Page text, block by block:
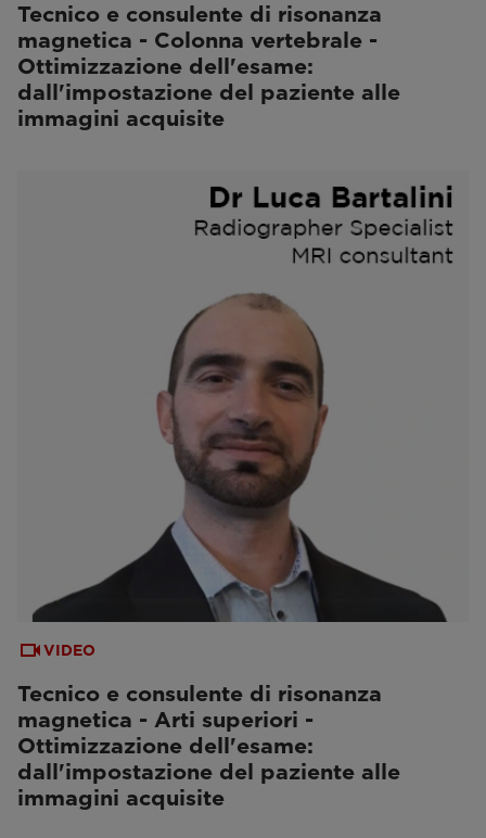
Tecnico e consulente di risonanza
magnetica - Colonna vertebrale -
Ottimizzazione dell'esame:
dall'impostazione del paziente alle
immagini acquisite
VIDEO
Tecnico e consulente di risonanza
magnetica - Arti superiori -
Ottimizzazione dell'esame:
dall'impostazione del paziente alle
immagini acquisite